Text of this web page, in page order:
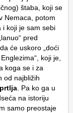
štaba, koji se
Nemaca, potom
i koji je sam sebi
pred
će uskoro „doći
koji je,
koga se i za
od najbližih
. Pa ko ga u
na istoriju
samo preostaje